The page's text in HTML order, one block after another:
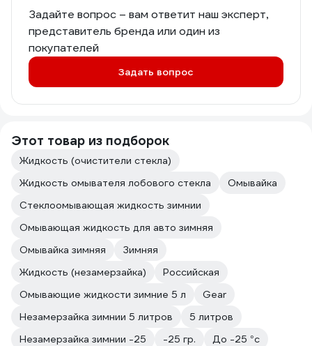
Задайте вопрос – вам ответит наш эксперт,
представитель бренда или один из
покупателей
Задать вопрос
Этот товар из подборок
Жидкость (очистители стекла)
Жидкость омывателя лобового стекла
Омывайка
Стеклоомывающая жидкость зимнии
Омывающая жидкость для авто зимняя
Омывайка зимняя
Зимняя
Жидкость (незамерзайка)
Российская
Омывающие жидкости зимние 5 л
Gear
Незамерзайка зимнии 5 литров
5 литров
Незамерзайка зимнии -25
-25 гр.
До -25 °с